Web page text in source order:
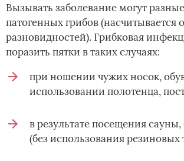
Вызывать заболевание могут
патогенных грибов (насчитывается
разновидностей). Грибковая
поразить пятки в таких случаях:
при ношении чужих носок,
использовании полотенца,
в результате посещения
(без использования резиновых